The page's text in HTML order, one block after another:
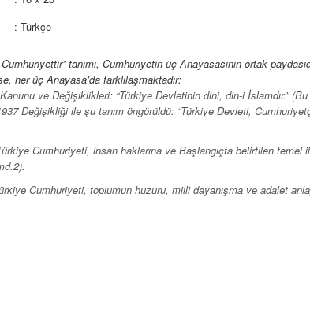
: Türkçe
tanımı, Cumhuriyetin üç Anayasasının ortak
her üç Anayasa’da farklılaşmaktadır:
ve Değişiklikleri: “Türkiye Devletinin dini, din-i İslamdır.”
Değişikliği ile şu tanım öngörüldü: “Türkiye Devleti,
Cumhuriyeti, insan haklarına ve Başlangıçta belirtilen
Cumhuriyeti, toplumun huzuru, milli dayanışma ve adalet